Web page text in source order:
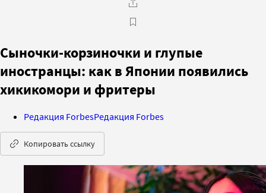
Сыночки-корзиночки и глупые
иностранцы: как в Японии появились
хикикомори и фритеры
Редакция ForbesРедакция Forbes
Копировать ссылку